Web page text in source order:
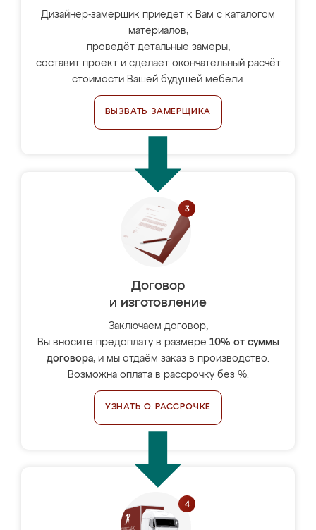
Дизайнер-замерщик приедет к Вам с каталогом
материалов,
проведёт детальные замеры,
составит проект и сделает окончательный расчёт
стоимости Вашей будущей мебели.
ВЫЗВАТЬ ЗАМЕРЩИКА
Договор
и изготовление
Заключаем договор,
Вы вносите предоплату в размере 10% от суммы
договора, и мы отдаём заказ в производство.
Возможна оплата в рассрочку без %.
УЗНАТЬ О РАССРОЧКЕ